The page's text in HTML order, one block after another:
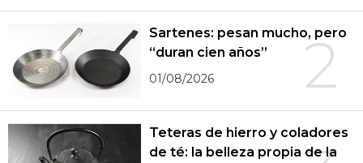
2
Sartenes: pesan mucho, pero
“duran cien años”
01/08/2026
Teteras de hierro y coladores
de té: la belleza propia de la